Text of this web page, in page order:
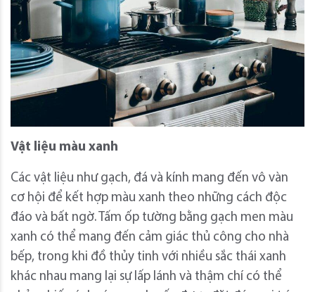
Vật liệu màu xanh
Các vật liệu như gạch, đá và kính mang đến vô vàn
cơ hội để kết hợp màu xanh theo những cách độc
đáo và bất ngờ. Tấm ốp tường bằng gạch men màu
xanh có thể mang đến cảm giác thủ công cho nhà
bếp, trong khi đồ thủy tinh với nhiều sắc thái xanh
khác nhau mang lại sự lấp lánh và thậm chí có thể